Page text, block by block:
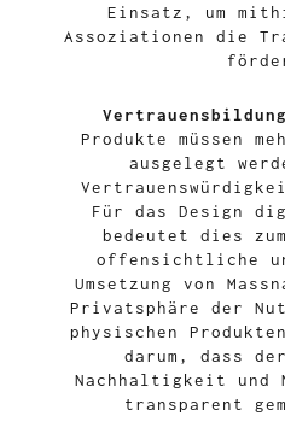
Einsatz, um
Assoziationen die
Produkte müssen
ausgelegt
Für das Design
bedeutet dies
offensichtliche
Umsetzung von
Privatsphäre der
physischen
darum, dass
Nachhaltigkeit und
transparent